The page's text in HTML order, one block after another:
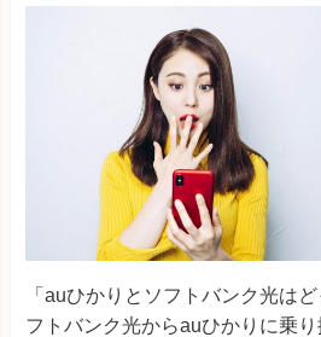
「auひかりとソフトバンク光は
フトバンク光からauひかりに乗